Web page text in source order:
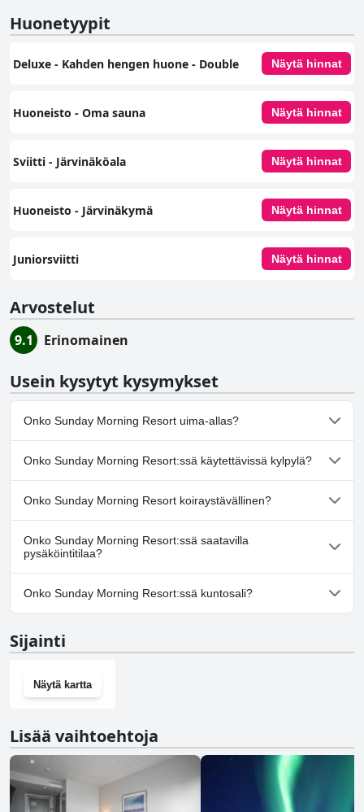
Huonetyypit
Deluxe - Kahden hengen huone - Double Näytä hinnat
Huoneisto - Oma sauna Näytä hinnat
Sviitti - Järvinäköala Näytä hinnat
Huoneisto - Järvinäkymä Näytä hinnat
Juniorsviitti Näytä hinnat
Arvostelut
9.1 Erinomainen
Usein kysytyt kysymykset
Onko Sunday Morning Resort uima-allas?
Ei, Sunday Morning Resort ei ole uima-allasta.
Onko Sunday Morning Resort:ssä käytettävissä kylpylä?
Kyllä, Sunday Morning Resort tarjoaa kylpylän.
Onko Sunday Morning Resort koiraystävällinen?
Ei, Sunday Morning Resort ei salli koiria.
Onko Sunday Morning Resort:ssä saatavilla
pysäköintitilaa?
Kyllä, Sunday Morning Resort tarjoaa pysäköintimahdollisuuden.
Onko Sunday Morning Resort:ssä kuntosali?
Sijainti
Näytä kartta
Lisää vaihtoehtoja